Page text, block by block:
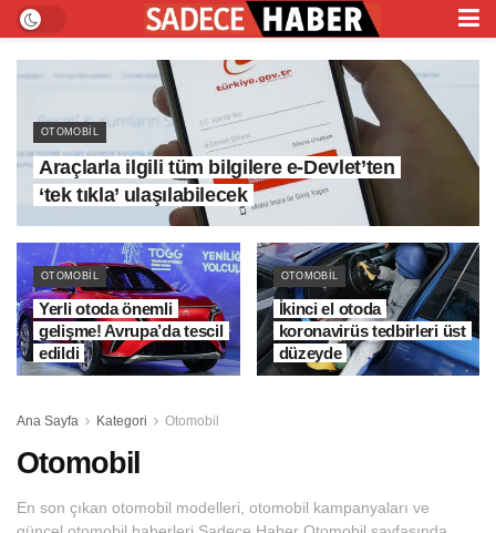
OTOMOBIL
Araçlarla ilgili tüm bilgilere e-Devlet’ten
‘tek tıkla’ ulaşılabilecek
OTOMOBIL
Yerli otoda önemli
gelişme! Avrupa’da tescil
edildi
OTOMOBIL
İkinci el otoda
koronavirüs tedbirleri üst
düzeyde
Ana Sayfa Kategori Otomobil
Otomobil
En son çıkan otomobil modelleri, otomobil kampanyaları ve